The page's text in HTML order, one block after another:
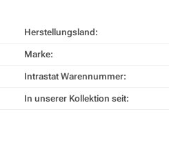
Herstellungsland:
Marke:
Intrastat Warennummer:
In unserer Kollektion seit: